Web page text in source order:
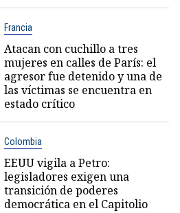
Francia
Atacan con cuchillo a tres
mujeres en calles de París: el
agresor fue detenido y una de
las víctimas se encuentra en
estado crítico
Colombia
EEUU vigila a Petro:
legisladores exigen una
transición de poderes
democrática en el Capitolio